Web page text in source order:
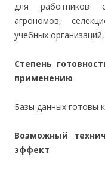
для работников
агрономов,
учебных
Степень
применению
Базы данных готовы
Возможный
эффект